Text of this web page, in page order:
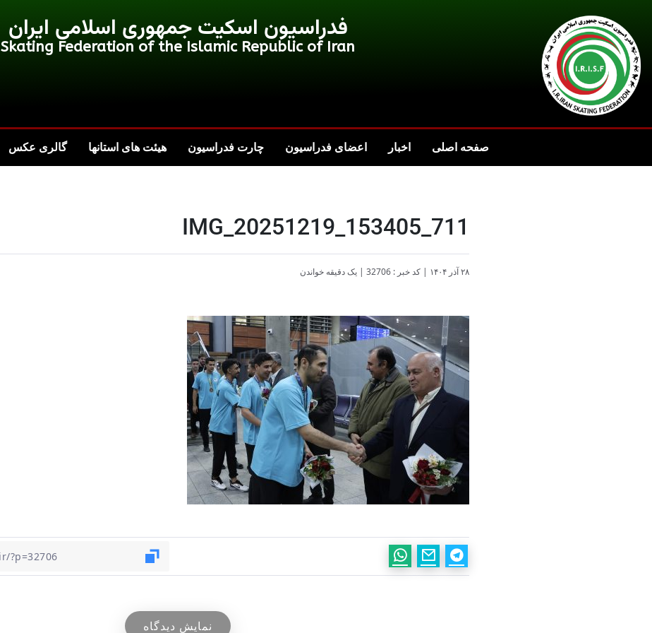
فدراسیون اسکیت جمهوری اسلامی ایران
Skating Federation of the Islamic Republic of Iran
صفحه اصلی اخبار اعضای فدراسیون چارت فدراسیون هیئت های استانها گالری عکس
IMG_20251219_153405_711
۲۸ آذر ۱۴۰۴ |کد خبر : 32706 |یک دقیقه خواندن
نمایش دیدگاه